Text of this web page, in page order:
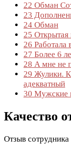
22 Обман
23
24 Обман
25 Открытая
26 Работала
27 Более 6
28 А мне не
29 Жулики.
адекватный
30 Мужские
Качество
Отзыв сотрудника